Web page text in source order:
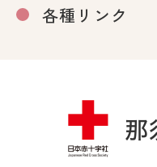
各種リンク